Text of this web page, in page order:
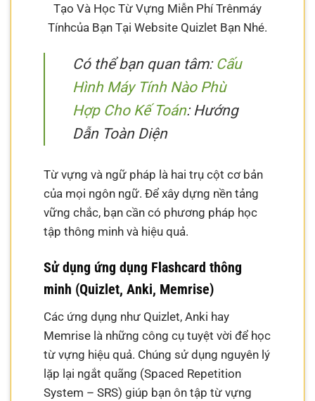
Tạo Và Học Từ Vựng Miễn Phí Trênmáy
Tínhcủa Bạn Tại Website Quizlet Bạn Nhé.
Có thể bạn quan tâm: Cấu
Hình Máy Tính Nào Phù
Hợp Cho Kế Toán: Hướng
Dẫn Toàn Diện
Từ vựng và ngữ pháp là hai trụ cột cơ bản
của mọi ngôn ngữ. Để xây dựng nền tảng
vững chắc, bạn cần có phương pháp học
tập thông minh và hiệu quả.
Sử dụng ứng dụng Flashcard thông
minh (Quizlet, Anki, Memrise)
Các ứng dụng như Quizlet, Anki hay
Memrise là những công cụ tuyệt vời để học
từ vựng hiệu quả. Chúng sử dụng nguyên lý
lặp lại ngắt quãng (Spaced Repetition
System – SRS) giúp bạn ôn tập từ vựng